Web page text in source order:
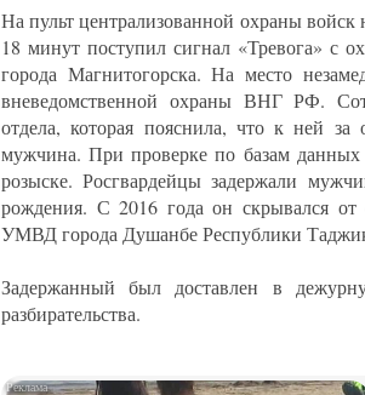
На пульт централизованной охраны
18 минут поступил сигнал «Тревога» с
города Магнитогорска. На место
вневедомственной охраны ВНГ РФ.
отдела, которая пояснила, что к ней за
мужчина. При проверке по базам данных
розыске. Росгвардейцы задержали
рождения. С 2016 года он скрывался от
УМВД города Душанбе Республики
Задержанный был доставлен в
разбирательства.